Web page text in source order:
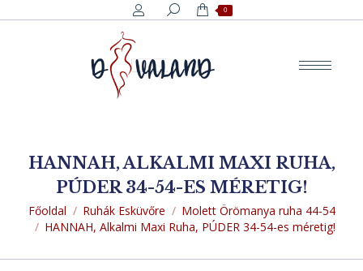
Search: 0
HANNAH, ALKALMI MAXI RUHA,
PÚDER 34-54-ES MÉRETIG!
You are here:
Főoldal Ruhák Esküvőre
Molett Örömanya ruha 44-54
HANNAH, Alkalmi Maxi Ruha, PÚDER 34-54-es méretig!